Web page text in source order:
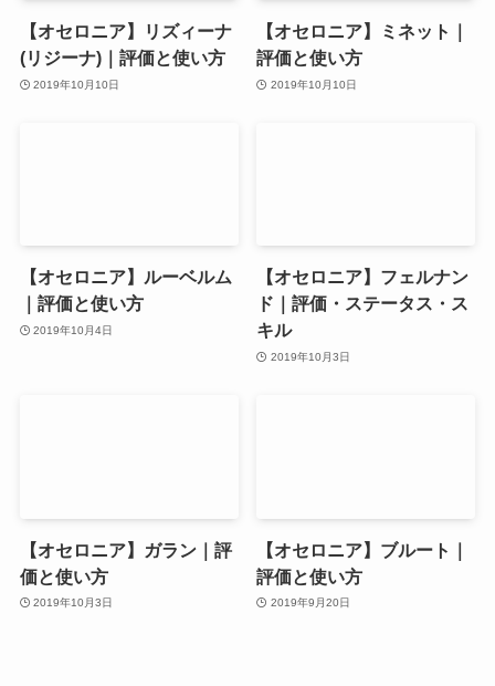
【オセロニア】リズィーナ
(リジーナ)｜評価と使い方
2019年10月10日
【オセロニア】ミネット｜
評価と使い方
2019年10月10日
【オセロニア】ルーベルム
｜評価と使い方
2019年10月4日
【オセロニア】フェルナン
ド｜評価・ステータス・ス
キル
2019年10月3日
【オセロニア】ガラン｜評
価と使い方
2019年10月3日
【オセロニア】ブルート｜
評価と使い方
2019年9月20日